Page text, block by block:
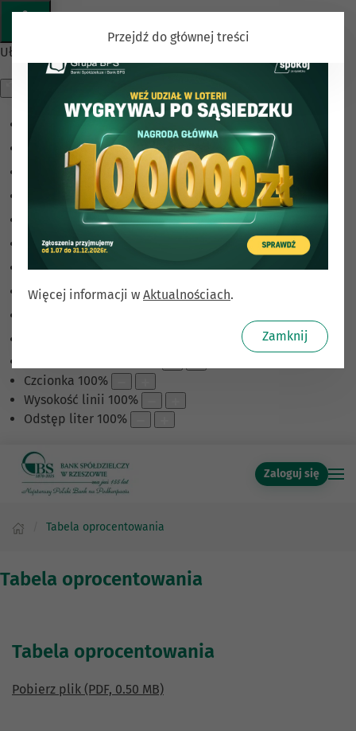
Ułatwienia dostępu
Monochromatyczny
Ciemny kontrast
Jasny kontrast
Niskie nasycenie
Wysokie nasycenie
Zaznacz linki
Zaznacz nagłówki
Czcionka 100%
Wysokość linii 100%
Odstęp liter 100%
Przejdź do głównej treści
Zaloguj się
Tabela oprocentowania
Tabela oprocentowania
Tabela oprocentowania
Pobierz plik (PDF, 0.50 MB)
Więcej informacji w Aktualnościach.
Zamknij